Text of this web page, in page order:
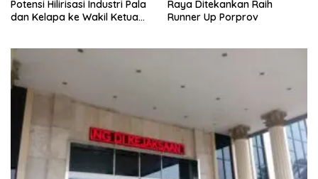
Potensi Hilirisasi Industri Pala
dan Kelapa ke Wakil Ketua
Raya Ditekankan Raih
Runner Up Porprov